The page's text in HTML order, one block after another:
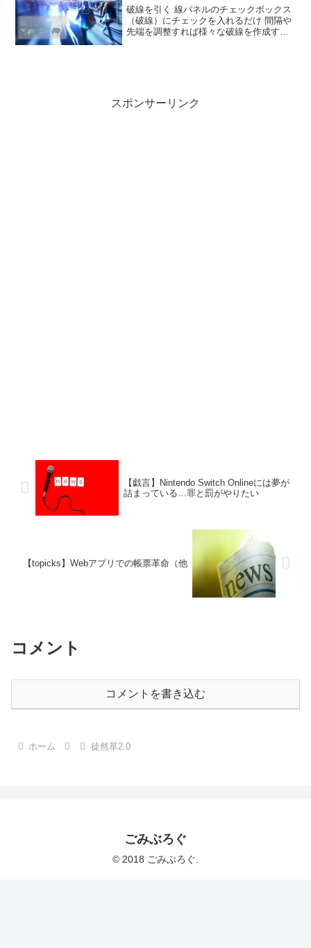
破線を引く 線パネルのチェックボックス
（破線）にチェックを入れるだけ 間隔や
先端を調整すれば様々な破線を作成する
スポンサーリンク
【戯言】Nintendo Switch Onlineには夢が
詰まっている…罪と罰がやりたい
【topicks】Webアプリでの帳票革命（他
コメント
コメントを書き込む
ホーム 徒然草2.0
ごみぶろぐ
© 2018 ごみぶろぐ.